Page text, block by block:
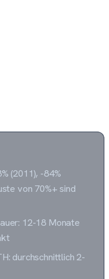
(2011), -84%
von 70%+ sind
12-18 Monate
durchschnittlich 2-